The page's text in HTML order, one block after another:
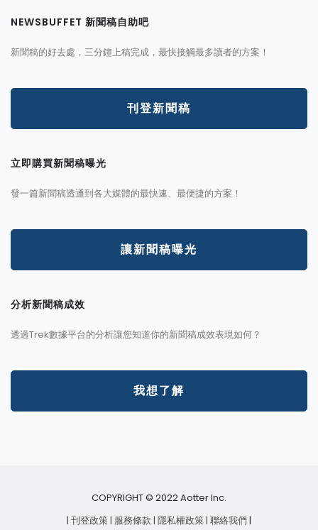
NEWSBUFFET 新聞稿自助吧
新聞稿的好去處，三分鐘上稿完成，最快接觸最多讀者的方案！
刊登新聞稿
立即購買新聞稿曝光
發一篇新聞稿透通到各大媒體的最快速、最便捷的方案！
讓新聞稿曝光
分析新聞稿成效
透過Trek數據平台的分析讓您知道你的新聞稿成效表現如何？
我想了解
COPYRIGHT © 2022 Aotter Inc.
| 刊登政策| 服務條款| 隱私權政策| 聯絡我們 |